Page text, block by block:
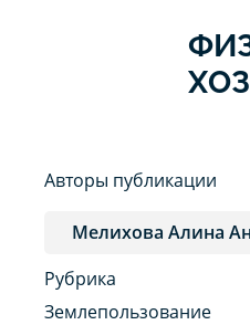
Авторы публикации
Мелихова Алина
Рубрика
Землепользование